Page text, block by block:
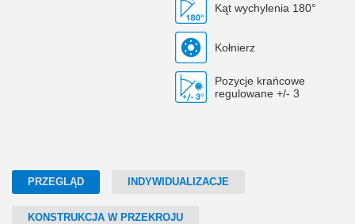
Kąt wychylenia 180°
Kołnierz
Pozycje krańcowe
regulowane +/- 3
PRZEGLĄD INDYWIDUALIZACJE
KONSTRUKCJA W PRZEKROJU